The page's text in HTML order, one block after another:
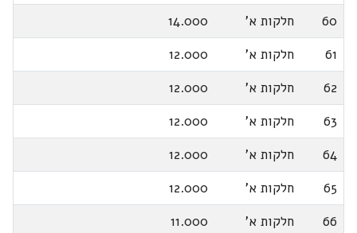
60 חלקות א'
14.000
61
חלקות א'
12.000
62
חלקות א'
12.000
63
חלקות א'
12.000
64
חלקות א'
12.000
65
חלקות א'
12.000
66
חלקות א'
11.000